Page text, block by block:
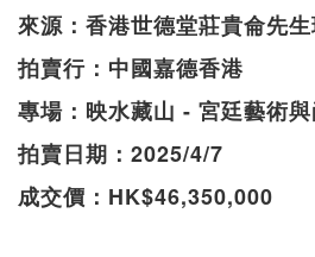
來源：香港世德堂莊貴侖先
拍賣行：中國嘉德香港
專場：映水藏山 - 宮廷藝術
拍賣日期：2025/4/7
成交價：HK$46,350,000